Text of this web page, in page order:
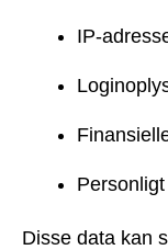
IP-
Disse data kan